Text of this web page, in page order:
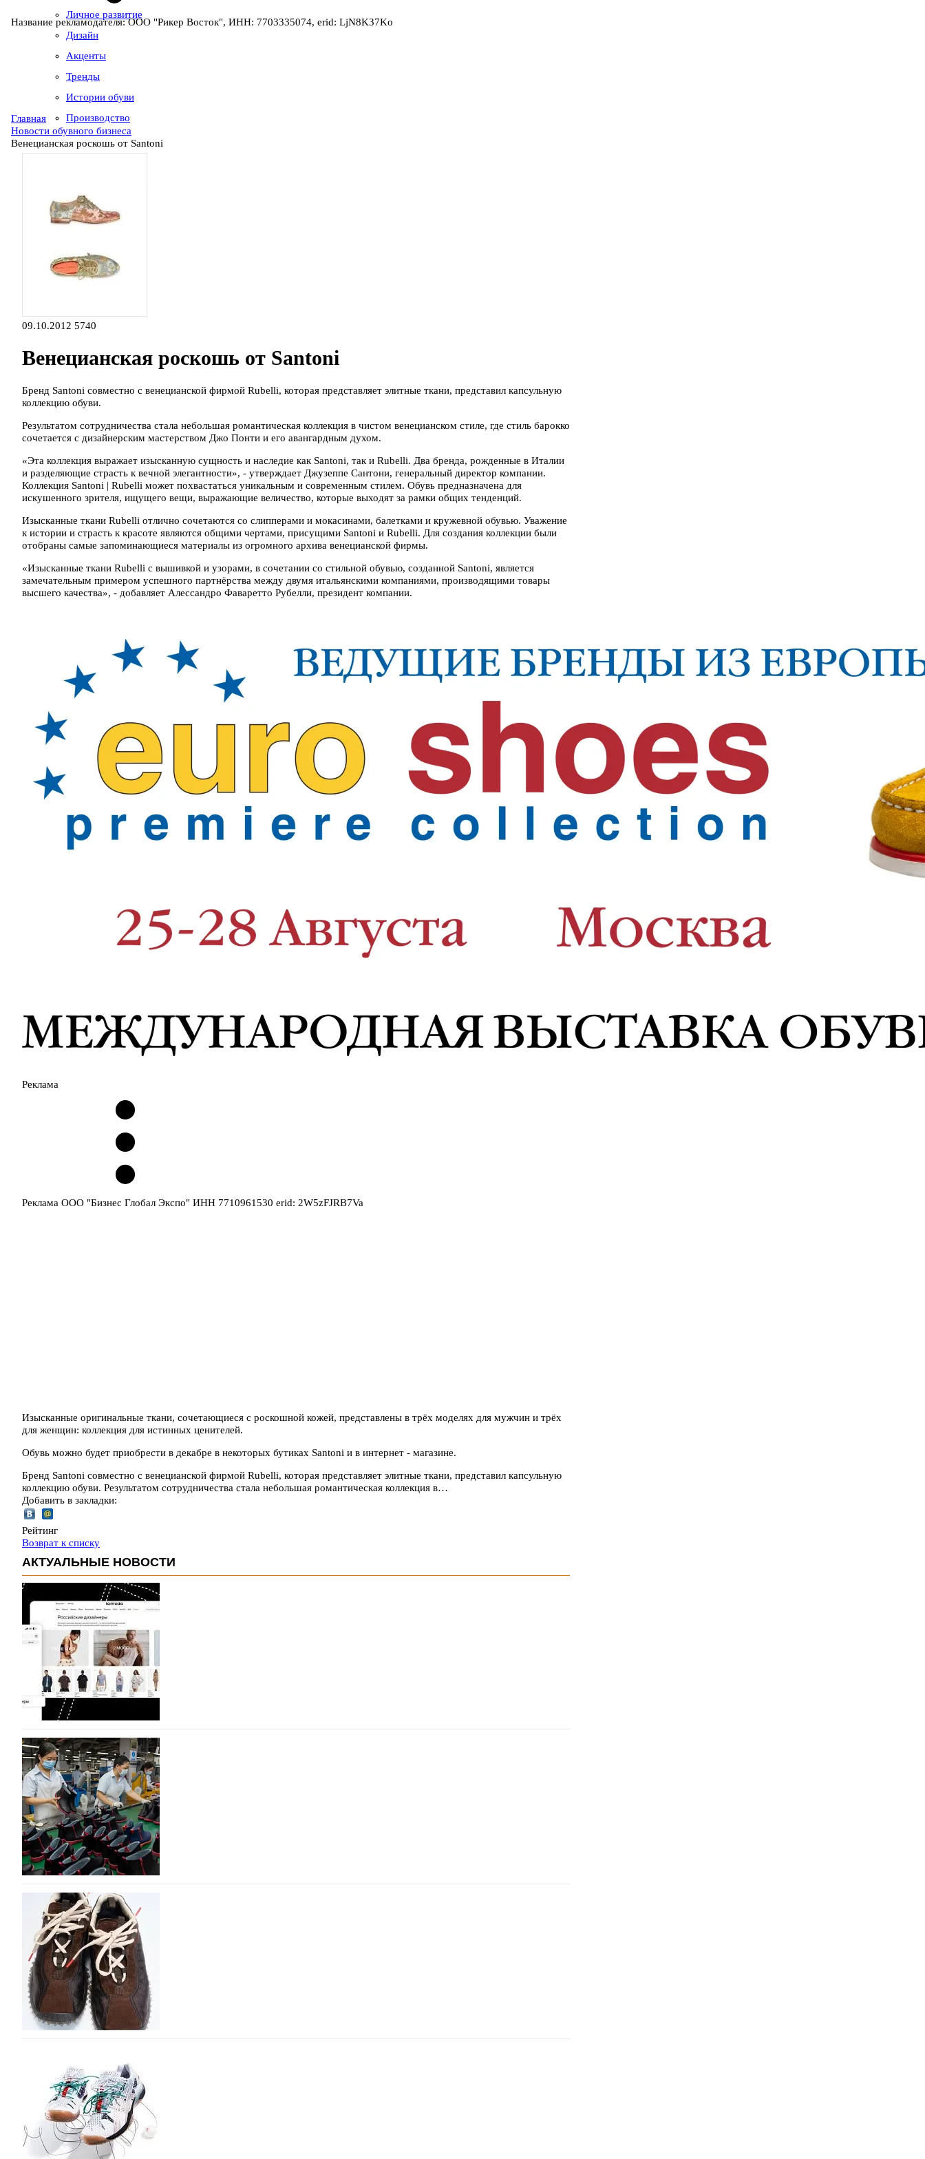
Личное развитие
Дизайн
Акценты
Тренды
Истории обуви
Производство
Название рекламодателя: ООО "Рикер Восток", ИНН: 7703335074, erid: LjN8K37Ko
Главная
Новости обувного бизнеса
Венецианская роскошь от Santoni
09.10.2012 5740
Венецианская роскошь от Santoni
Бренд Santoni совместно с венецианской фирмой Rubelli, которая представляет элитные ткани, представил капсульную
коллекцию обуви.
Результатом сотрудничества стала небольшая романтическая коллекция в чистом венецианском стиле, где стиль барокко
сочетается с дизайнерским мастерством Джо Понти и его авангардным духом.
«Эта коллекция выражает изысканную сущность и наследие как Santoni, так и Rubelli. Два бренда, рожденные в Италии
и разделяющие страсть к вечной элегантности», - утверждает Джузеппе Сантони, генеральный директор компании.
Коллекция Santoni | Rubelli может похвастаться уникальным и современным стилем. Обувь предназначена для
искушенного зрителя, ищущего вещи, выражающие величество, которые выходят за рамки общих тенденций.
Изысканные ткани Rubelli отлично сочетаются со слипперами и мокасинами, балетками и кружевной обувью. Уважение
к истории и страсть к красоте являются общими чертами, присущими Santoni и Rubelli. Для создания коллекции были
отобраны самые запоминающиеся материалы из огромного архива венецианской фирмы.
«Изысканные ткани Rubelli с вышивкой и узорами, в сочетании со стильной обувью, созданной Santoni, является
замечательным примером успешного партнёрства между двумя итальянскими компаниями, производящими товары
высшего качества», - добавляет Алессандро Фаваретто Рубелли, президент компании.
Реклама
Реклама ООО "Бизнес Глобал Экспо" ИНН 7710961530 erid: 2W5zFJRB7Va
Изысканные оригинальные ткани, сочетающиеся с роскошной кожей, представлены в трёх моделях для мужчин и трёх
для женщин: коллекция для истинных ценителей.
Обувь можно будет приобрести в декабре в некоторых бутиках Santoni и в интернет - магазине.
Бренд Santoni совместно с венецианской фирмой Rubelli, которая представляет элитные ткани, представил капсульную
коллекцию обуви. Результатом сотрудничества стала небольшая романтическая коллекция в…
Добавить в закладки:
Рейтинг
Возврат к списку
АКТУАЛЬНЫЕ НОВОСТИ
На платформе Lamoda - новый раздел и условия продвижения локальных
дизайнерских марок
Российский маркетплейс Lamoda решил обновить раздел для продажи продукции локальных дизайнерских
марок одежды, обуви и аксессуаров. Бренды также получат маркетинговую…
06.08.2026 239
Объем мирового производства обуви в 2025 году практически не увеличился
В 2025 году мировое производство обуви практически не изменилось, зафиксировав незначительный рост
на 0,1% до 24,6 млрд пар, - данные опубликованы в аналитическом вестнике «Всемирный ежегодник обуви
2026», Португальской ассоциацией…
06.08.2026 461
Популярный силуэт бренда,1999 года выпуска, соответствует сегодняшнему тренду на
сникерины (гибридный вариант балеток и кроссовок обтекаемой формы и с тонкой подошвой). Но в
модели Miu Miu Bubble присутствует еще и…
05.08.2026 1773